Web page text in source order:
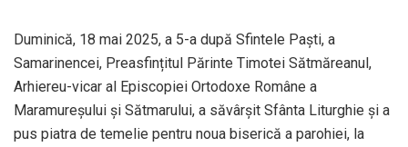
Duminică, 18 mai 2025, a 5-a după Sfintele Paști, a
Samarinencei, Preasfințitul Părinte Timotei Sătmăreanul,
Arhiereu-vicar al Episcopiei Ortodoxe Române a
Maramureșului și Sătmarului, a săvârșit Sfânta Liturghie și a
pus piatra de temelie pentru noua biserică a parohiei, la